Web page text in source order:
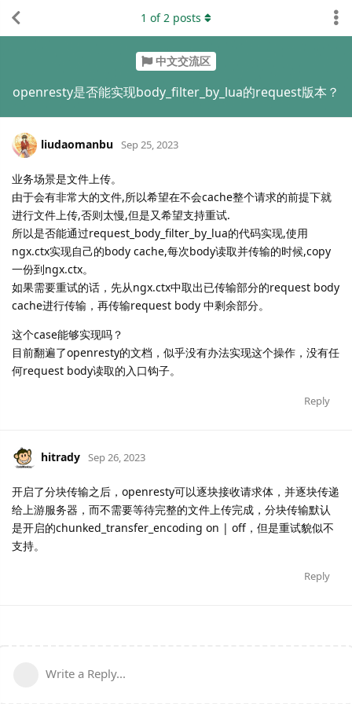
中文交流区
openresty是否能实现body_filter_by_lua的request版本？
1 of2 posts
liudaomanbu Sep 25, 2023
业务场景是文件上传。
由于会有非常大的文件,所以希望在不会cache整个请求的前提下就
进行文件上传,否则太慢,但是又希望支持重试.
所以是否能通过request_body_filter_by_lua的代码实现,使用
ngx.ctx实现自己的body cache,每次body读取并传输的时候,copy
一份到ngx.ctx。
如果需要重试的话，先从ngx.ctx中取出已传输部分的request body
cache进行传输，再传输request body 中剩余部分。
这个case能够实现吗？
目前翻遍了openresty的文档，似乎没有办法实现这个操作，没有任
何request body读取的入口钩子。
Reply
hitrady Sep 26, 2023
开启了分块传输之后，openresty可以逐块接收请求体，并逐块传递
给上游服务器，而不需要等待完整的文件上传完成，分块传输默认
是开启的chunked_transfer_encoding on | off，但是重试貌似不
支持。
Reply
Write a Reply...